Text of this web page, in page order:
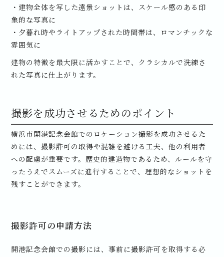
・建物全体を写した遠景ショットは、スケール感のある印
象的な写真に
・夕暮れ時やライトアップされた時間帯は、ロマンチックな
雰囲気に
建物の特徴を最大限に活かすことで、クラシカルで洗練さ
れた写真に仕上がります。
撮影を成功させるためのポイント
横浜市開港記念会館でのロケーション撮影を成功させるた
めには、撮影許可の取得や混雑を避ける工夫、他の利用者
への配慮が重要です。歴史的建造物であるため、ルールを守
ったうえでスムーズに進行することで、理想的なショットを
残すことができます。
撮影許可の申請方法
開港記念会館での撮影には、事前に撮影許可を取得する必